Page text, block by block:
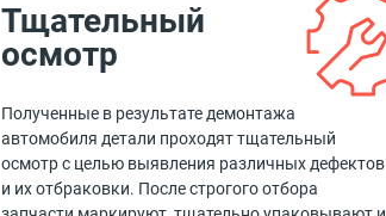
Тщательный
осмотр
Полученные в результате демонтажа
автомобиля детали проходят тщательный
осмотр с целью выявления различных дефектов
и их отбраковки. После строгого отбора